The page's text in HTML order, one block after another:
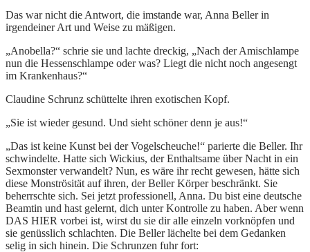
Das war nicht die Antwort, die imstande war, Anna Beller in
irgendeiner Art und Weise zu mäßigen.
„Anobella?“ schrie sie und lachte dreckig, „Nach der Amischlampe
nun die Hessenschlampe oder was? Liegt die nicht noch angesengt
im Krankenhaus?“
Claudine Schrunz schüttelte ihren exotischen Kopf.
„Sie ist wieder gesund. Und sieht schöner denn je aus!“
„Das ist keine Kunst bei der Vogelscheuche!“ parierte die Beller. Ihr
schwindelte. Hatte sich Wickius, der Enthaltsame über Nacht in ein
Sexmonster verwandelt? Nun, es wäre ihr recht gewesen, hätte sich
diese Monströsität auf ihren, der Beller Körper beschränkt. Sie
beherrschte sich. Sei jetzt professionell, Anna. Du bist eine deutsche
Beamtin und hast gelernt, dich unter Kontrolle zu haben. Aber wenn
DAS HIER vorbei ist, wirst du sie dir alle einzeln vorknöpfen und
sie genüsslich schlachten. Die Beller lächelte bei dem Gedanken
selig in sich hinein. Die Schrunzen fuhr fort: